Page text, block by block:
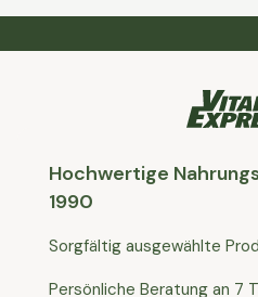
Hochwertige
1990
Sorgfältig ausgewählte
Persönliche Beratung an 7